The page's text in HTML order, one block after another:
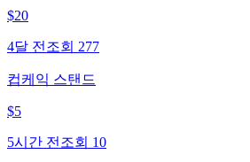
$20
4달 전 조회 277
컵케익 스탠드
$5
5시간 전 조회 10